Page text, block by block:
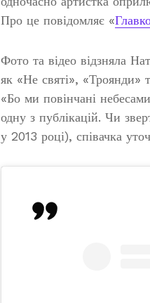
Про це повідомляє «
Фото та відео відзняла
як «Не святі», «Троянди»
«Бо ми повінчані
одну з публікацій. Чи
у 2013 році), співачка